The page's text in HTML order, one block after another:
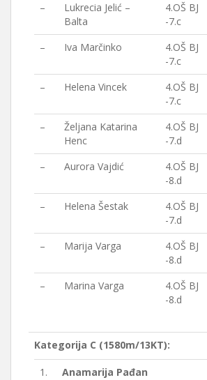
–
Lukrecia Jelić –
Balta
4.OŠ BJ
-7.c
– Iva Marčinko
4.OŠ BJ
-7.c
– Helena Vincek
4.OŠ BJ
-7.c
–
Željana Katarina
Henc
4.OŠ BJ
-7.d
– Aurora Vajdić
4.OŠ BJ
-8.d
– Helena Šestak
4.OŠ BJ
-7.d
–
Marija Varga
4.OŠ BJ
-8.d
–
Marina Varga
4.OŠ BJ
-8.d
Kategorija C (1580m/13KT):
1. Anamarija Pađan